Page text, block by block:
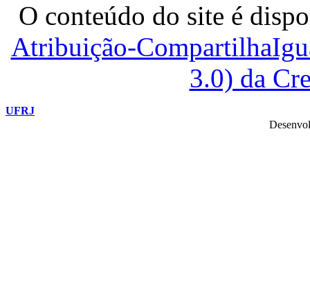
O conteúdo do site é
Atribuição-
3.0) da
UFRJ